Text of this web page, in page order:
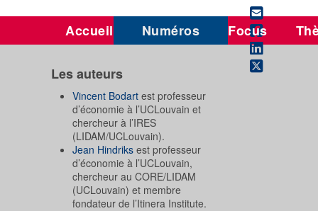
Accueil Numéros Focus
Les auteurs
Vincent Bodart est professeur
d’économie à l’UCLouvain et
chercheur à l’IRES
(LIDAM/UCLouvain).
Jean Hindriks est professeur
d’économie à l’UCLouvain,
chercheur au CORE/LIDAM
(UCLouvain) et membre
fondateur de l’Itinera Institute.